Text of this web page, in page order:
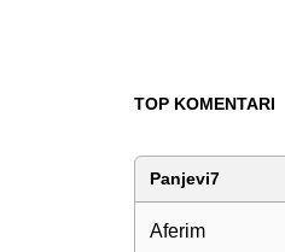
TOP KOMENTARI
Panjevi7
Aferim